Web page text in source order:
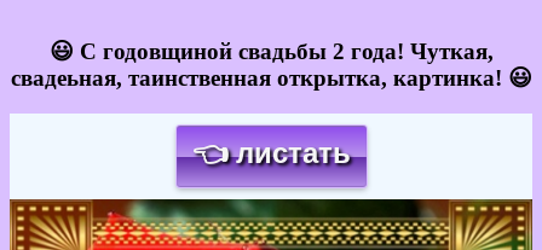
😃 С годовщиной свадьбы 2 года! Чуткая,
свадеьная, таинственная открытка, картинка! 😃
👈 листать
Загрузка картинки...